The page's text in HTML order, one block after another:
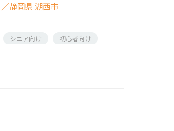
／静岡県 湖西市
シニア向け
初心者向け